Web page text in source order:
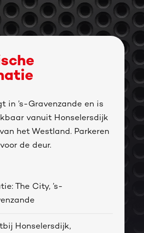
in ’s-Gravenzande en is
vanuit Honselersdijk
het Westland. Parkeren
de deur.
The City, ’s-
Honselersdijk,